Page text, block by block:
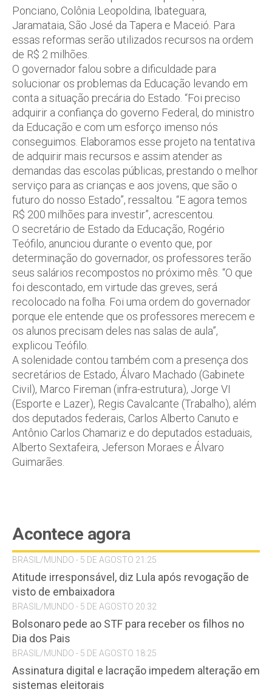
Ponciano, Colônia Leopoldina, Ibateguara,
Jaramataia, São José da Tapera e Maceió. Para
essas reformas serão utilizados recursos na ordem
de R$ 2 milhões.
O governador falou sobre a dificuldade para
solucionar os problemas da Educação levando em
conta a situação precária do Estado. “Foi preciso
adquirir a confiança do governo Federal, do ministro
da Educação e com um esforço imenso nós
conseguimos. Elaboramos esse projeto na tentativa
de adquirir mais recursos e assim atender as
demandas das escolas públicas, prestando o melhor
serviço para as crianças e aos jovens, que são o
futuro do nosso Estado”, ressaltou. “E agora temos
R$ 200 milhões para investir”, acrescentou.
O secretário de Estado da Educação, Rogério
Teófilo, anunciou durante o evento que, por
determinação do governador, os professores terão
seus salários recompostos no próximo mês. “O que
foi descontado, em virtude das greves, será
recolocado na folha. Foi uma ordem do governador
porque ele entende que os professores merecem e
os alunos precisam deles nas salas de aula”,
explicou Teófilo.
A solenidade contou também com a presença dos
secretários de Estado, Álvaro Machado (Gabinete
Civil), Marco Fireman (infra-estrutura), Jorge VI
(Esporte e Lazer), Regis Cavalcante (Trabalho), além
dos deputados federais, Carlos Alberto Canuto e
Antônio Carlos Chamariz e do deputados estaduais,
Alberto Sextafeira, Jeferson Moraes e Álvaro
Guimarães.
Acontece agora
BRASIL/MUNDO - 5 DE AGOSTO 21:25
Atitude irresponsável, diz Lula após revogação de
visto de embaixadora
BRASIL/MUNDO - 5 DE AGOSTO 20:32
Bolsonaro pede ao STF para receber os filhos no
Dia dos Pais
BRASIL/MUNDO - 5 DE AGOSTO 18:25
Assinatura digital e lacração impedem alteração em
sistemas eleitorais